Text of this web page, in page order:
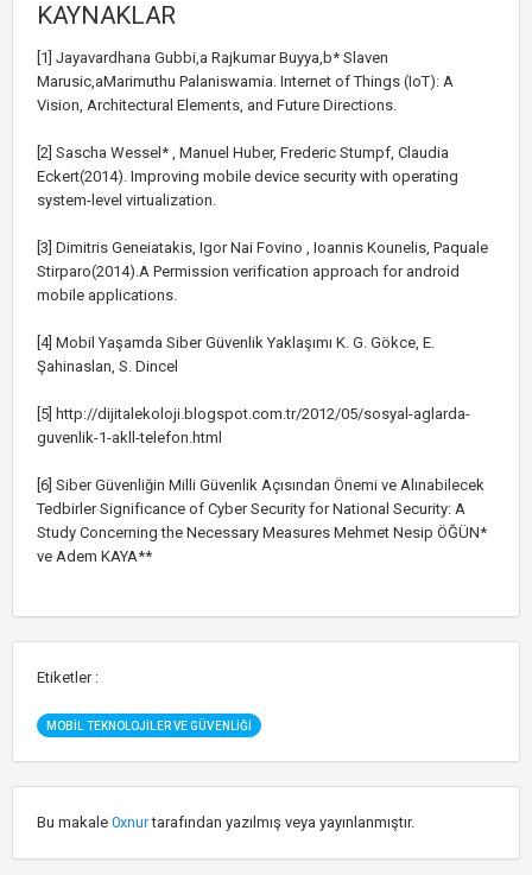
KAYNAKLAR
[1] Jayavardhana Gubbi,a Rajkumar Buyya,b* Slaven
Marusic,aMarimuthu Palaniswamia. Internet of Things (IoT): A
Vision, Architectural Elements, and Future Directions.
[2] Sascha Wessel* , Manuel Huber, Frederic Stumpf, Claudia
Eckert(2014). Improving mobile device security with operating
system-level virtualization.
[3] Dimitris Geneiatakis, Igor Nai Fovino , Ioannis Kounelis, Paquale
Stirparo(2014).A Permission verification approach for android
mobile applications.
[4] Mobil Yaşamda Siber Güvenlik Yaklaşımı K. G. Gökce, E.
Şahinaslan, S. Dincel
[5] http://dijitalekoloji.blogspot.com.tr/2012/05/sosyal-aglarda-
guvenlik-1-akll-telefon.html
[6] Siber Güvenliğin Milli Güvenlik Açısından Önemi ve Alınabilecek
Tedbirler Significance of Cyber Security for National Security: A
Study Concerning the Necessary Measures Mehmet Nesip ÖĞÜN*
ve Adem KAYA**
Etiketler :
MOBIL TEKNOLOJILER VE GÜVENLIĞI
Bu makale 0xnurtarafından yazılmış veya yayınlanmıştır.